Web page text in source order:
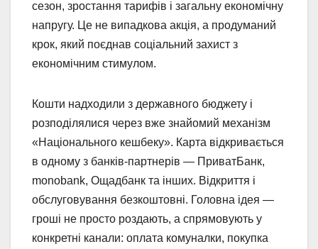
сезон, зростання тарифів і загальну економічну
напругу. Це не випадкова акція, а продуманий
крок, який поєднав соціальний захист з
економічним стимулом.
Кошти надходили з державного бюджету і
розподілялися через вже знайомий механізм
«Національного кешбеку». Карта відкривається
в одному з банків-партнерів — ПриватБанк,
monobank, Ощадбанк та інших. Відкриття і
обслуговування безкоштовні. Головна ідея —
гроші не просто роздають, а спрямовують у
конкретні канали: оплата комуналки, покупка